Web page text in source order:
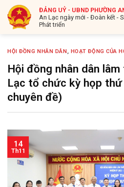
qua
ĐẢNG UỶ - UBND PHƯỜNG
An Lạc ngày mới - Đoàn kết -
Phát triển
HỘI ĐỒNG NHÂN DÂN, HOẠT ĐỘNG CỦA
Hội đồng nhân dân lâm thời phường An
Lạc tổ chức kỳ họp thứ
chuyên đề)
14
Th11